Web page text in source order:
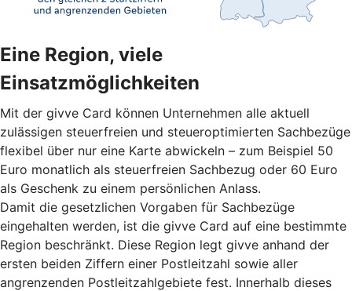
Eine Region, viele
Einsatzmöglichkeiten
Mit der givve Card können Unternehmen alle aktuell
zulässigen steuerfreien und steueroptimierten Sachbezüge
flexibel über nur eine Karte abwickeln – zum Beispiel 50
Euro monatlich als steuerfreien Sachbezug oder 60 Euro
als Geschenk zu einem persönlichen Anlass.
Damit die gesetzlichen Vorgaben für Sachbezüge
eingehalten werden, ist die givve Card auf eine bestimmte
Region beschränkt. Diese Region legt givve anhand der
ersten beiden Ziffern einer Postleitzahl sowie aller
angrenzenden Postleitzahlgebiete fest. Innerhalb dieses